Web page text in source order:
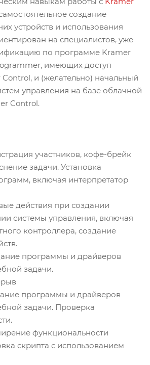
создание
устройств и использования
на специалистов, уже
по программе Kramer
имеющих доступ
и (желательно) начальный
управления на базе облачной
Control.
участников, кофе-брейк
задачи. Установка
включая интерпретатор
действия при создании
системы управления, включая
контроллера, создание
программы и драйверов
задачи.
программы и драйверов
задачи. Проверка
функциональности
скрипта с использованием